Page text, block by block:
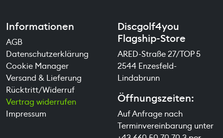
Informationen
AGB
Datenschutzerklärung
Cookie Manager
Versand & Lieferung
Rücktritt/Widerruf
Vertrag widerrufen
Impressum
Discgolf4you
Flagship-Store
ARED-Straße 27/TOP 5
2544 Enzesfeld-
Lindabrunn
Öffnungszeiten:
Auf Anfrage nach
Terminvereinbarung unter